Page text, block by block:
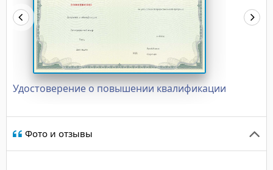
Удостоверение о повышении квалификации
Фото и отзывы